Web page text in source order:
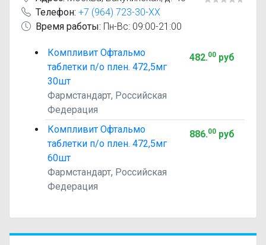
Телефон: +7 (964) 723-30-XX
Время работы: Пн-Вс: 09:00-21:00
Компливит Офтальмо
таблетки п/о плен. 472,5мг
30шт
Фармстандарт, Российская
Федерация
482.00руб
Компливит Офтальмо
таблетки п/о плен. 472,5мг
60шт
Фармстандарт, Российская
Федерация
886.00руб